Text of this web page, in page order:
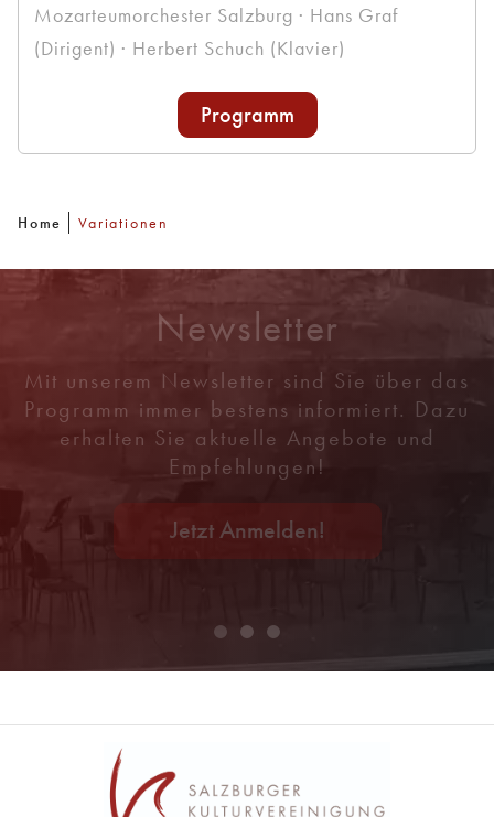
Mozarteumorchester Salzburg · Hans Graf
(Dirigent) · Herbert Schuch (Klavier)
Programm
Home Variationen
Newsletter
Mit unserem Newsletter sind Sie über das
Programm immer bestens informiert. Dazu
erhalten Sie aktuelle Angebote und
Empfehlungen!
Jetzt Anmelden!